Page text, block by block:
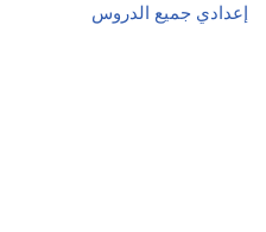
إعدادي جميع الدروس